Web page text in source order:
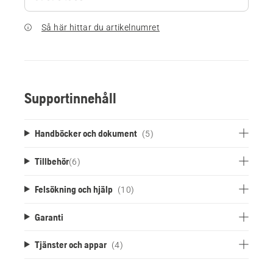
Så här hittar du artikelnumret
Supportinnehåll
Handböcker och dokument (5)
Tillbehör(6)
Felsökning och hjälp (10)
Garanti
Tjänster och appar (4)